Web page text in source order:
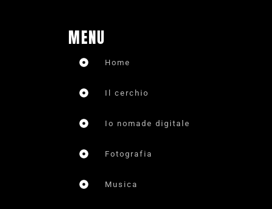
MENU
Home
Il cerchio
Io nomade digitale
Fotografia
Musica